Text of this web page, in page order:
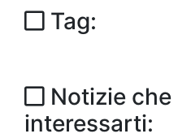
Tag:
Notizie
interessarti: